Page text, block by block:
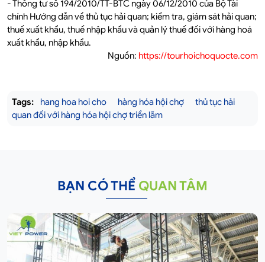
- Thông tư số 194/2010/TT-BTC ngày 06/12/2010 của Bộ Tài
chính Hướng dẫn về thủ tục hải quan; kiểm tra, giám sát hải quan;
thuế xuất khẩu, thuế nhập khẩu và quản lý thuế đối với hàng hoá
xuất khẩu, nhập khẩu.
Nguồn: https://tourhoichoquocte.com
Tags: hang hoa hoi cho hàng hóa hội chợ
thủ tục hải
quan đối với hàng hóa hội chợ triển lãm
BẠN CÓ THỂ QUAN TÂM